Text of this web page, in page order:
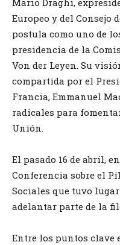
Mario Draghi,
Europeo y del
postula como uno de
presidencia de la
Von der Leyen. Su
compartida por el
Francia, Emmanuel
radicales para
Unión.
El pasado 16 de abril,
Conferencia sobre el
Sociales que tuvo
adelantar parte de la
Entre los puntos clave